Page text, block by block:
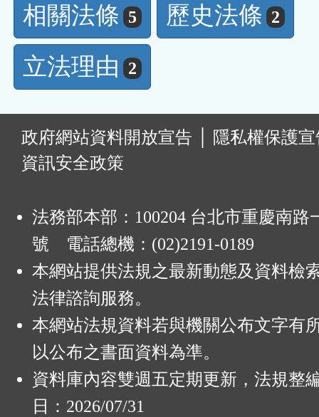
相關法條 5 歷史法條 2
立法理由 2
政府網站資料開放宣告
隱私權保護
資訊安全政策
法務部本部：100204 台北市重慶南路
號 電話總機：(02)2191-0189
本網站提供法規之最新動態及資料檢
法律諮詢服務。
本網站法規資料若與機關公布文字有
以公布之書面資料為準。
資料庫內容雙週五定期更新，法規整
日：2026/07/31